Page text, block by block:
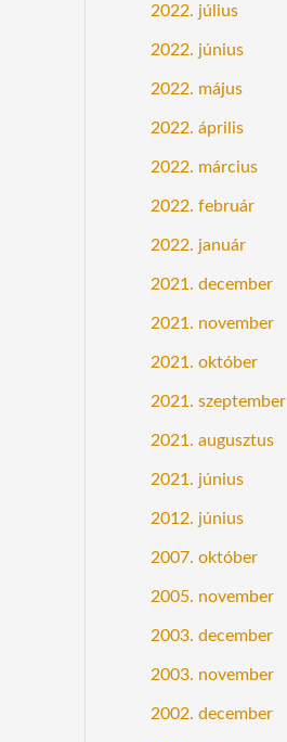
2022. július
2022. június
2022. május
2022. április
2022. március
2022. február
2022. január
2021. december
2021. november
2021. október
2021. szeptember
2021. augusztus
2021. június
2012. június
2007. október
2005. november
2003. december
2003. november
2002. december